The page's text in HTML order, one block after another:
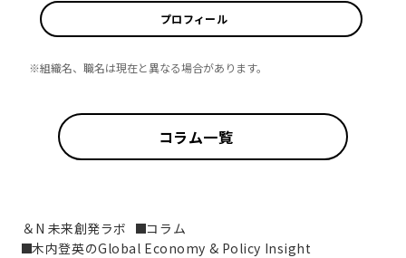
プロフィール
※組織名、職名は現在と異なる場合があります。
コラム一覧
＆N 未来創発ラボ
コラム
木内登英のGlobal Economy & Policy Insight